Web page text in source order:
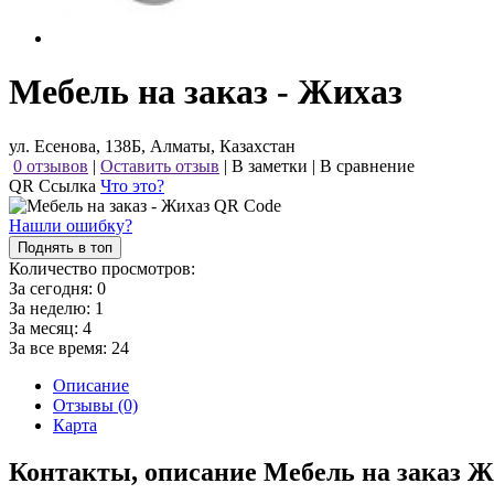
Мебель на заказ - Жихаз
ул. Есенова, 138Б, Алматы, Казахстан
0 отзывов | Оставить отзыв | В заметки | В сравнение
QR Ссылка Что это?
Нашли ошибку?
Поднять в топ
Количество просмотров:
За сегодня: 0
За неделю: 1
За месяц: 4
За все время: 24
Описание
Отзывы (0)
Карта
Контакты, описание Мебель на заказ